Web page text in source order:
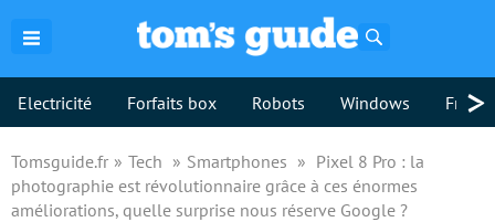
Electricité Forfaits box Robots Windows >
Tomsguide.fr Tech Smartphones
Pixel 8 Pro : la
photographie est révolutionnaire grâce à ces énormes
améliorations, quelle surprise nous réserve Google ?